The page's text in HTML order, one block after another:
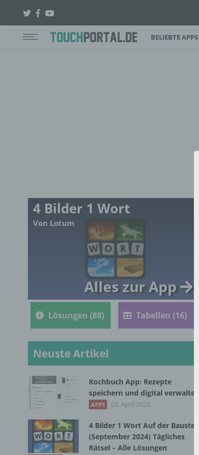
BELIEBTE APPS
4 Bilder 1 Wort
Von Lotum
Alles zur App
Lösungen (88) Tabellen (16)
Neuste Artikel
Kochbuch App: Rezepte
speichern und digital verwalten
APPS 03. April 2025
4 Bilder 1 Wort Auf der Baustelle
(September 2024) Tägliches
Rätsel – Alle Lösungen